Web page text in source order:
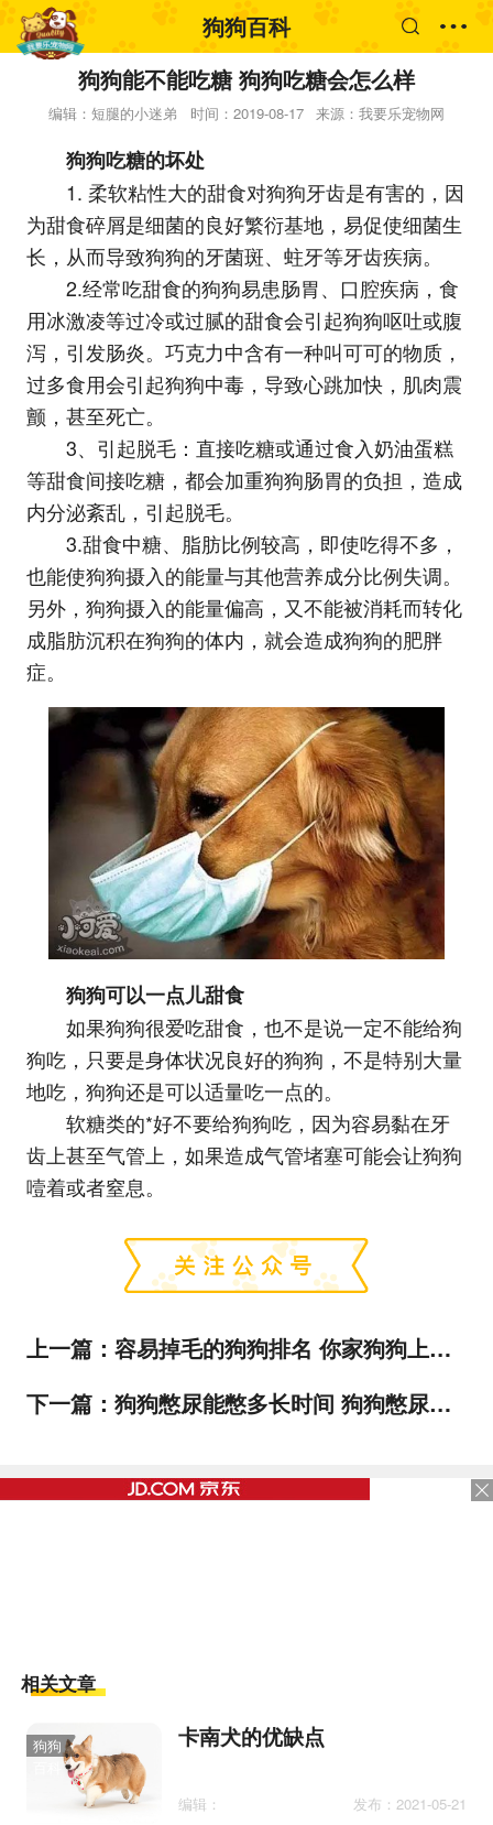
狗狗百科
狗狗能不能吃糖 狗狗吃糖会怎么样
编辑：短腿的小迷弟 时间：2019-08-17 来源：我要乐宠物网
狗狗吃糖的坏处
1. 柔软粘性大的甜食对狗狗牙齿是有害的，因
为甜食碎屑是细菌的良好繁衍基地，易促使细菌生
长，从而导致狗狗的牙菌斑、蛀牙等牙齿疾病。
2.经常吃甜食的狗狗易患肠胃、口腔疾病，食
用冰激凌等过冷或过腻的甜食会引起狗狗呕吐或腹
泻，引发肠炎。巧克力中含有一种叫可可的物质，
过多食用会引起狗狗中毒，导致心跳加快，肌肉震
颤，甚至死亡。
3、引起脱毛：直接吃糖或通过食入奶油蛋糕
等甜食间接吃糖，都会加重狗狗肠胃的负担，造成
内分泌紊乱，引起脱毛。
3.甜食中糖、脂肪比例较高，即使吃得不多，
也能使狗狗摄入的能量与其他营养成分比例失调。
另外，狗狗摄入的能量偏高，又不能被消耗而转化
成脂肪沉积在狗狗的体内，就会造成狗狗的肥胖
症。
狗狗可以一点儿甜食
如果狗狗很爱吃甜食，也不是说一定不能给狗
狗吃，只要是身体状况良好的狗狗，不是特别大量
地吃，狗狗还是可以适量吃一点的。
软糖类的*好不要给狗狗吃，因为容易黏在牙
齿上甚至气管上，如果造成气管堵塞可能会让狗狗
噎着或者窒息。
上一篇： 容易掉毛的狗狗排名 你家狗狗上榜了吗
下一篇： 狗狗憋尿能憋多长时间 狗狗憋尿可以憋好久？
相关文章
狗狗
卡南犬的优缺点
编辑： 发布：2021-05-21